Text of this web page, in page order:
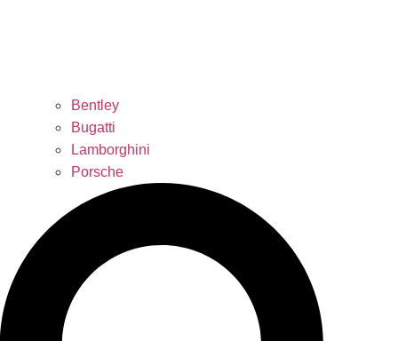
Bentley
Bugatti
Lamborghini
Porsche